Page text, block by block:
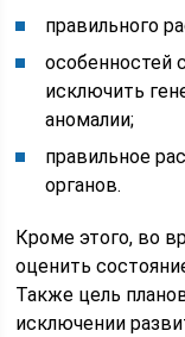
правильного
особенностей
исключить
аномалии;
правильное
органов.
Кроме этого, во
оценить
Также цель
исключении